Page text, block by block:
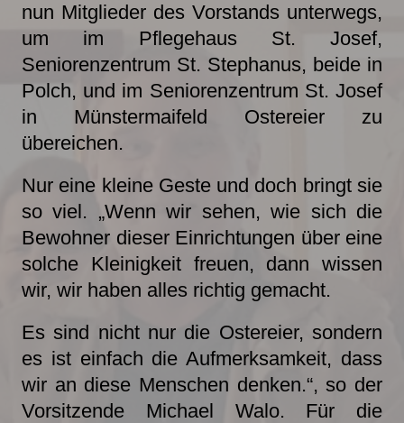
nun Mitglieder des Vorstands unterwegs,
um im Pflegehaus St. Josef,
Seniorenzentrum St. Stephanus, beide in
Polch, und im Seniorenzentrum St. Josef
in Münstermaifeld Ostereier zu
übereichen.
Nur eine kleine Geste und doch bringt sie
so viel. „Wenn wir sehen, wie sich die
Bewohner dieser Einrichtungen über eine
solche Kleinigkeit freuen, dann wissen
wir, wir haben alles richtig gemacht.
Es sind nicht nur die Ostereier, sondern
es ist einfach die Aufmerksamkeit, dass
wir an diese Menschen denken.“, so der
Vorsitzende Michael Walo. Für die